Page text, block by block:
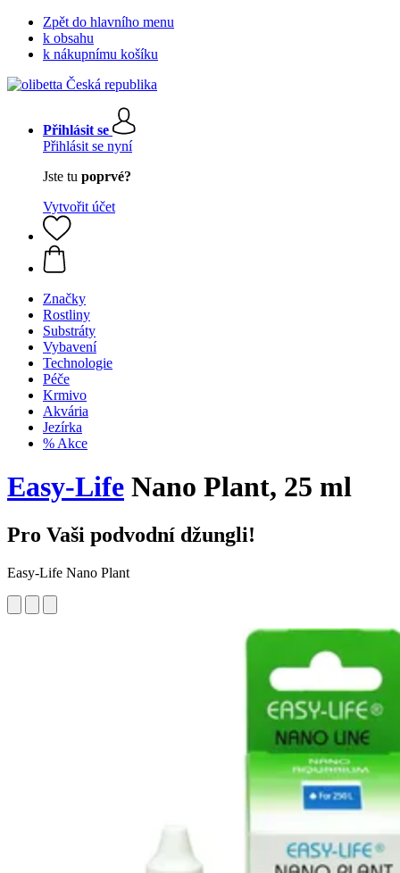
Zpět do hlavního menu
k obsahu
k nákupnímu košíku
Přihlásit se
Přihlásit se nyní
Jste tu poprvé?
Vytvořit účet
Značky
Rostliny
Substráty
Vybavení
Technologie
Péče
Krmivo
Akvária
Jezírka
% Akce
Easy-Life Nano Plant, 25 ml
Pro Vaši podvodní džungli!
Easy-Life Nano Plant